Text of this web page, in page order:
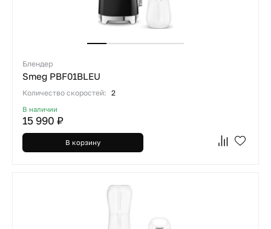
Блендер
Smeg PBF01BLEU
Количество скоростей: 2
В наличии
15 990 ₽
В корзину